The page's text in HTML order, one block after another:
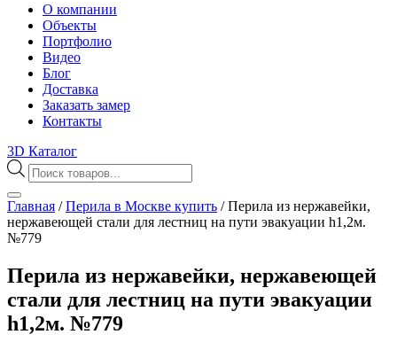
О компании
Объекты
Портфолио
Видео
Блог
Доставка
Заказать замер
Контакты
3D Каталог
Поиск
товаров
Главная /Перила в Москве купить /Перила из нержавейки,
нержавеющей стали для лестниц на пути эвакуации h1,2м.
№779
Перила из нержавейки, нержавеющей
стали для лестниц на пути эвакуации
h1,2м. №779